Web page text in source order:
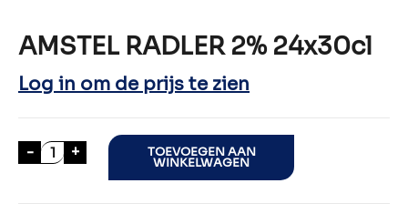
AMSTEL RADLER 2% 24x30cl
Log in om de prijs te zien
- AMSTEL RADLER 2% 24x30cl aantal
+ TOEVOEGEN AAN
WINKELWAGEN